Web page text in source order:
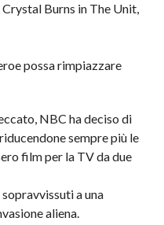
Burns in The Unit,
possa rimpiazzare
NBC ha deciso di
sempre più le
film per la TV da due
sopravvissuti a una
aliena.